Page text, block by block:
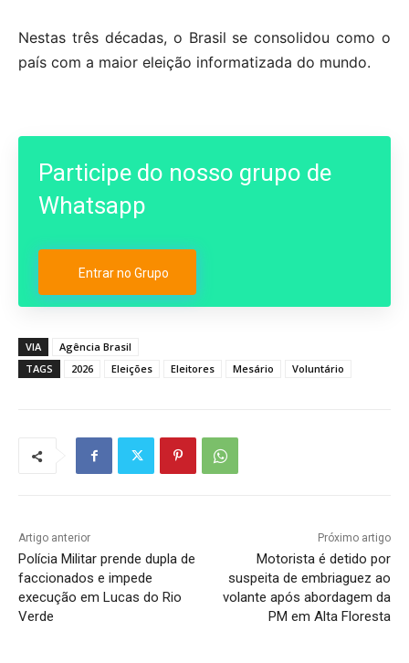
Nestas três décadas, o Brasil se consolidou como o
país com a maior eleição informatizada do mundo.
Participe do nosso grupo de
Whatsapp
Entrar no Grupo
VIA
Agência Brasil
TAGS
2026 Eleições Eleitores Mesário Voluntário
Artigo anterior
Polícia Militar prende dupla de
faccionados e impede
execução em Lucas do Rio
Verde
Próximo artigo
Motorista é detido por
suspeita de embriaguez ao
volante após abordagem da
PM em Alta Floresta